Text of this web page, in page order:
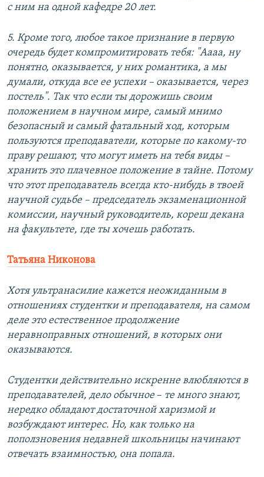
с ним на одной кафедре 20 лет.
5. Кроме того, любое такое признание в первую
очередь будет компромитировать тебя: "Аааа, ну
понятно, оказывается, у них романтика, а мы
думали, откуда все ее успехи – оказывается, через
постель". Так что если ты дорожишь своим
положением в научном мире, самый мнимо
безопасный и самый фатальный ход, которым
пользуются преподаватели, которые по какому-то
праву решают, что могут иметь на тебя виды –
хранить это плачевное положение в тайне. Потому
что этот преподаватель всегда кто-нибудь в твоей
научной судьбе – председатель экзаменационной
комиссии, научный руководитель, кореш декана
на факультете, где ты хочешь работать.
Татьяна Никонова
Хотя ультранасилие кажется неожиданным в
отношениях студентки и преподавателя, на самом
деле это естественное продолжение
неравноправных отношений, в которых они
оказываются.
Студентки действительно искренне влюбляются в
преподавателей, дело обычное – ​ те много знают,
нередко обладают достаточной харизмой и
возбуждают интерес. Но, как только на
поползновения недавней школьницы начинают
отвечать взаимностью, она попала.